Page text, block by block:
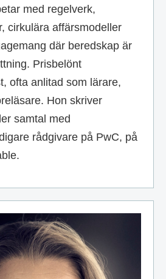
med regelverk,
cirkulära affärsmodeller
där beredskap är
Prisbelönt
ofta anlitad som lärare,
Hon skriver
samtal med
rådgivare på PwC, på